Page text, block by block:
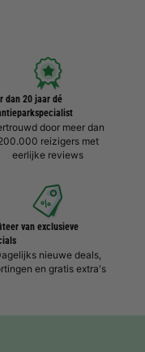
dan 20 jaar dé
door meer dan
reizigers met
eerlijke reviews
van exclusieve
nieuwe deals,
en gratis extra's